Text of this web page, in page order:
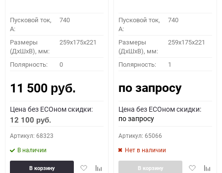
Пусковой ток,
A:
740
Размеры
(ДхШхВ), мм:
259x175x221
Полярность: 0
11 500 руб.
Цена без ECOном скидки:
12 100 руб.
Артикул: 68323
В наличии
ДобавитьДобавить
В корзину
Пусковой ток,
A:
740
Размеры
(ДхШхВ), мм:
259x175x221
Полярность: 1
по запросу
Цена без ECOном скидки:
по запросу
Артикул: 65066
Нет в наличии
Добавить
В корзину